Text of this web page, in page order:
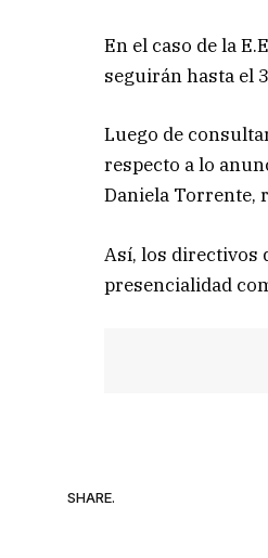
En el caso de la
seguirán hasta el
Luego de
respecto a lo
Daniela Torrente,
Así, los directivos
presencialidad
SHARE.